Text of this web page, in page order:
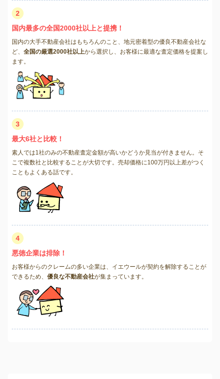
2
国内最多の全国2000社以上と提携！
国内の大手不動産会社はもちろんのこと、地元密着型の優良不動産会社な
ど、 全国の厳選2000社以上から選択し、お客様に最適な査定価格を提案し
ます。
3
最大6社と比較！
素人では1社のみの不動産査定金額が高いかどうか見当が付きません。そ
こで複数社と比較することが大切です。売却価格に100万円以上差がつく
こともよくある話です。
4
悪徳企業は排除！
お客様からのクレームの多い企業は、イエウールが契約を解除することが
できるため、 優良な不動産会社が集まっています。